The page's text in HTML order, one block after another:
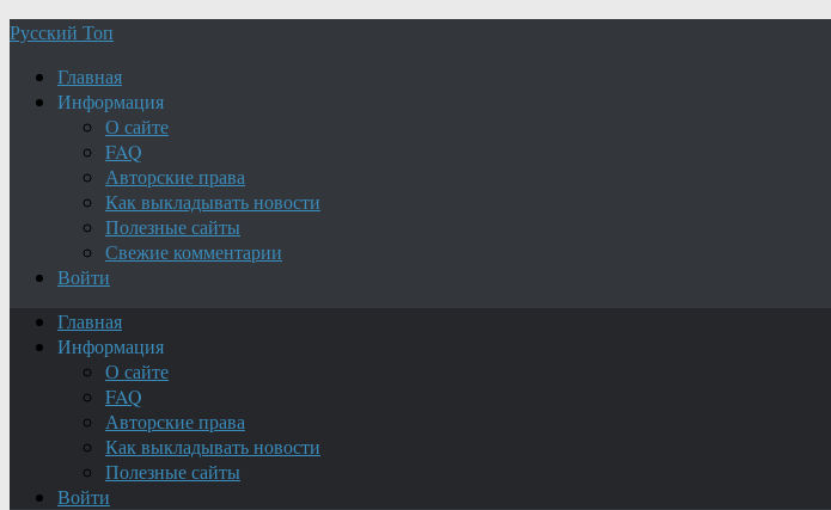
Русский Топ
Главная
Информация
О сайте
FAQ
Авторские права
Как выкладывать новости
Полезные сайты
Свежие комментарии
Войти
Главная
Информация
О сайте
FAQ
Авторские права
Как выкладывать новости
Полезные сайты
Войти